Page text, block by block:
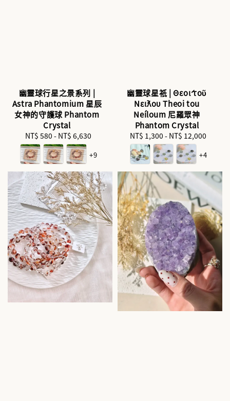
幽靈球行星之景系列 |
Astra Phantomium 星辰
女神的守護球 Phantom
Crystal
Regular
price
NT$ 580 - NT$ 6,630
+9
幽靈球星祇 | Θεοί τοῦ
Νείλου Theoi tou
Neíloum 尼羅眾神
Phantom Crystal
Regular
price
NT$ 1,300 - NT$ 12,000
+4